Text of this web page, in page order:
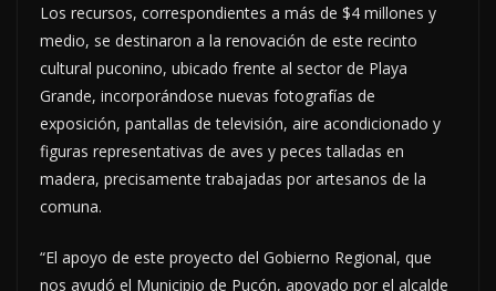
Los recursos, correspondientes a más de $4 millones y
medio, se destinaron a la renovación de este recinto
cultural puconino, ubicado frente al sector de Playa
Grande, incorporándose nuevas fotografías de
exposición, pantallas de televisión, aire acondicionado y
figuras representativas de aves y peces talladas en
madera, precisamente trabajadas por artesanos de la
comuna.
“El apoyo de este proyecto del Gobierno Regional, que
nos ayudó el Municipio de Pucón, apoyado por el alcalde